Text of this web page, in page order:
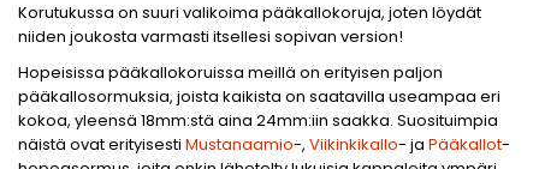
Korutukussa on suuri valikoima pääkallokoruja, joten löydät
niiden joukosta varmasti itsellesi sopivan version!
Hopeisissa pääkallokoruissa meillä on erityisen paljon
pääkallosormuksia, joista kaikista on saatavilla useampaa eri
kokoa, yleensä 18mm:stä aina 24mm:iin saakka. Suosituimpia
näistä ovat erityisesti Mustanaamio-, Viikinkikallo- ja Pääkallot-